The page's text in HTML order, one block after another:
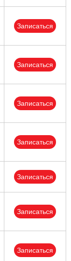
Записаться
Записаться
Записаться
Записаться
Записаться
Записаться
Записаться